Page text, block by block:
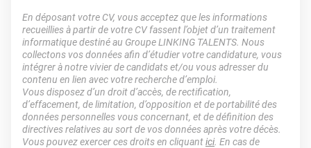
En déposant votre CV, vous acceptez que les informations
recueillies à partir de votre CV fassent l’objet d’un traitement
informatique destiné au Groupe LINKING TALENTS. Nous
collectons vos données afin d’étudier votre candidature, vous
intégrer à notre vivier de candidats et/ou vous adresser du
contenu en lien avec votre recherche d’emploi.
Vous disposez d’un droit d’accès, de rectification,
d’effacement, de limitation, d’opposition et de portabilité des
données personnelles vous concernant, et de définition des
directives relatives au sort de vos données après votre décès.
Vous pouvez exercer ces droits en cliquantici. En cas de